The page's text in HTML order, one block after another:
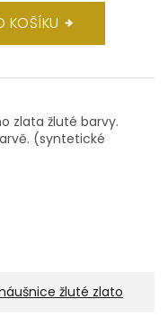
KOŠÍKU
zlata žluté barvy.
(syntetické
žluté zlato